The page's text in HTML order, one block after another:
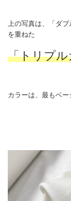
上の写真は、「ダ
を重ねた
「トリプ
カラーは、最もベー